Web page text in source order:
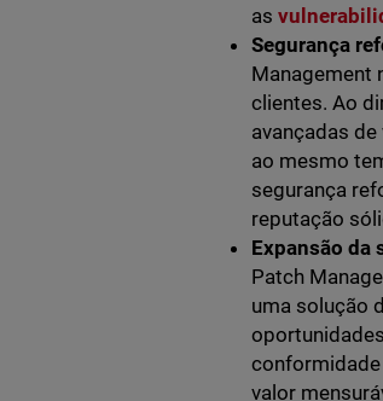
as
Segurança
Management
clientes. Ao
avançadas
ao mesmo
segurança
reputação
Expansão da
Patch
uma solução
valor